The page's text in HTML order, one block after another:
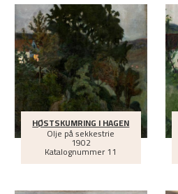
HØSTSKUMRING I HAGEN
Olje på sekkestrie
1902
Katalognummer 11